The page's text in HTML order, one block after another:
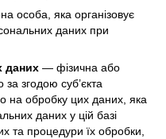
особа, яка організовує
даних при
даних — фізична або
згодою суб’єкта
на обробку цих даних, яка
даних у цій базі
та процедури їх обробки,